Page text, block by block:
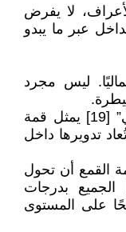
لا يفرض
عبر ما يبدو
ليس مجرد
تحويل لحم الضحية إلى”لحم بقر شهي” [19] يمثل قمة
تدويرها داخل
القمع أن تحول
الجميع بدرجات
على المستوى